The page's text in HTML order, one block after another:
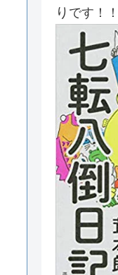
り です！！